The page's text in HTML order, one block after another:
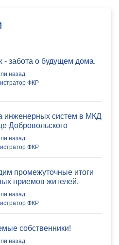
- забота о будущем дома.
назад
ФКР
инженерных систем в МКД
Добровольского
назад
ФКР
промежуточные итоги
приемов жителей.
назад
ФКР
собственники!
назад